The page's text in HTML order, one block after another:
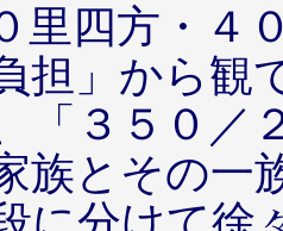
里四方・４
担」から観
「３５０／
族とその一